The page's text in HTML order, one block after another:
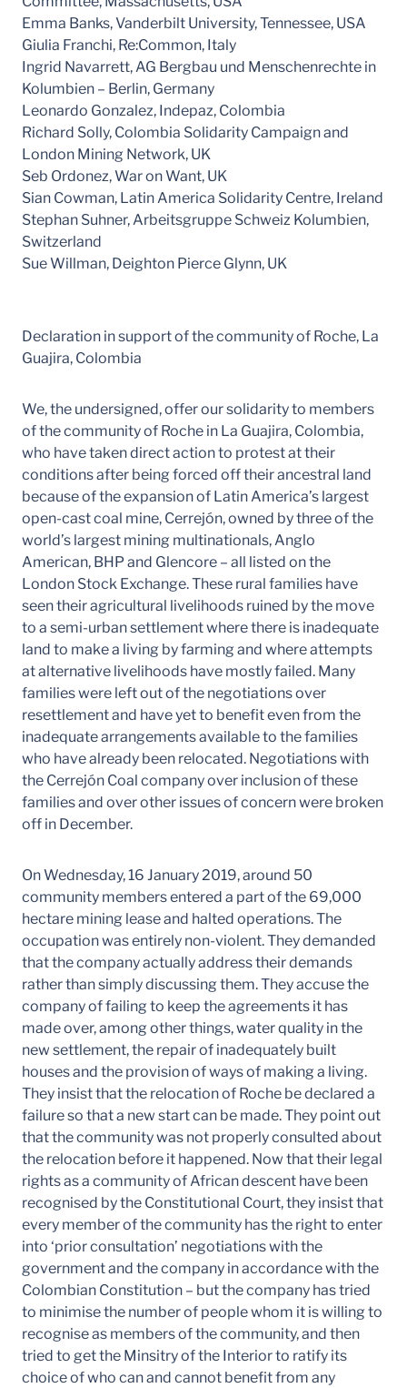
Emma Banks, Vanderbilt University, Tennessee, USA
Giulia Franchi, Re:Common, Italy
Ingrid Navarrett, AG Bergbau und Menschenrechte in
Kolumbien – Berlin, Germany
Leonardo Gonzalez, Indepaz, Colombia
Richard Solly, Colombia Solidarity Campaign and
London Mining Network, UK
Seb Ordonez, War on Want, UK
Sian Cowman, Latin America Solidarity Centre, Ireland
Stephan Suhner, Arbeitsgruppe Schweiz Kolumbien,
Switzerland
Sue Willman, Deighton Pierce Glynn, UK
Declaration in support of the community of Roche, La
Guajira, Colombia
We, the undersigned, offer our solidarity to members
of the community of Roche in La Guajira, Colombia,
who have taken direct action to protest at their
conditions after being forced off their ancestral land
because of the expansion of Latin America’s largest
open-cast coal mine, Cerrejón, owned by three of the
world’s largest mining multinationals, Anglo
American, BHP and Glencore – all listed on the
London Stock Exchange. These rural families have
seen their agricultural livelihoods ruined by the move
to a semi-urban settlement where there is inadequate
land to make a living by farming and where attempts
at alternative livelihoods have mostly failed. Many
families were left out of the negotiations over
resettlement and have yet to benefit even from the
inadequate arrangements available to the families
who have already been relocated. Negotiations with
the Cerrejón Coal company over inclusion of these
families and over other issues of concern were broken
off in December.
On Wednesday, 16 January 2019, around 50
community members entered a part of the 69,000
hectare mining lease and halted operations. The
occupation was entirely non-violent. They demanded
that the company actually address their demands
rather than simply discussing them. They accuse the
company of failing to keep the agreements it has
made over, among other things, water quality in the
new settlement, the repair of inadequately built
houses and the provision of ways of making a living.
They insist that the relocation of Roche be declared a
failure so that a new start can be made. They point out
that the community was not properly consulted about
the relocation before it happened. Now that their legal
rights as a community of African descent have been
recognised by the Constitutional Court, they insist that
every member of the community has the right to enter
into ‘prior consultation’ negotiations with the
government and the company in accordance with the
Colombian Constitution – but the company has tried
to minimise the number of people whom it is willing to
recognise as members of the community, and then
tried to get the Minsitry of the Interior to ratify its
choice of who can and cannot benefit from any